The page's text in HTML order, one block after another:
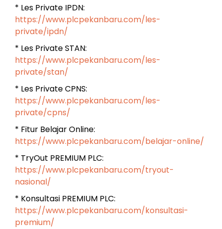
* Les Private IPDN:
https://www.plcpekanbaru.com/les-
private/ipdn/
* Les Private STAN:
https://www.plcpekanbaru.com/les-
private/stan/
* Les Private CPNS:
https://www.plcpekanbaru.com/les-
private/cpns/
* Fitur Belajar Online:
https://www.plcpekanbaru.com/belajar-online/
* TryOut PREMIUM PLC:
https://www.plcpekanbaru.com/tryout-
nasional/
* Konsultasi PREMIUM PLC:
https://www.plcpekanbaru.com/konsultasi-
premium/